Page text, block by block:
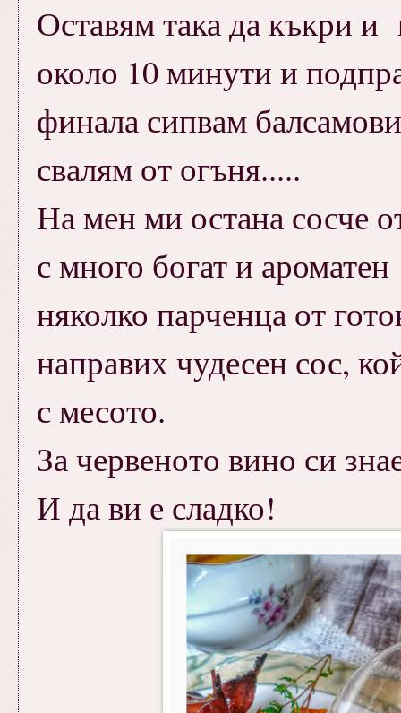
Оставям така да къкри и
около 10 минути и
финала сипвам
свалям от огъня.....
На мен ми остана сосче
с много богат и
няколко парченца от
направих чудесен сос,
с месото.
За червеното вино си
И да ви е сладко!